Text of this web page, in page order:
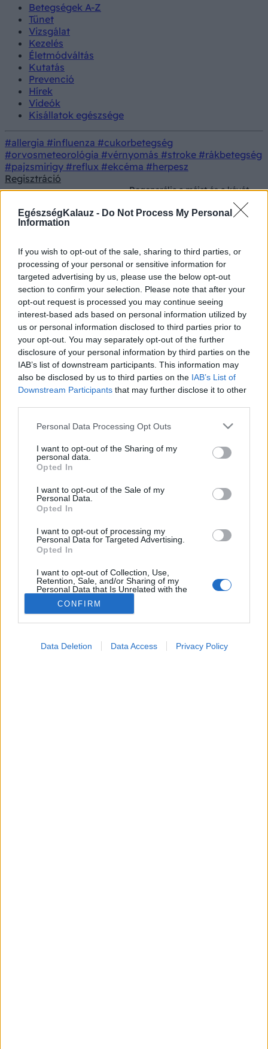
EgészségKalauz - Do Not Process My Personal
Information
If you wish to opt-out of the sale, sharing to third parties, or
processing of your personal or sensitive information for
targeted advertising by us, please use the below opt-out
section to confirm your selection. Please note that after your
opt-out request is processed you may continue seeing
interest-based ads based on personal information utilized by
us or personal information disclosed to third parties prior to
your opt-out. You may separately opt-out of the further
disclosure of your personal information by third parties on the
IAB’s list of downstream participants. This information may
also be disclosed by us to third parties on the IAB’s List of
Downstream Participants that may further disclose it to other
Please note that this website/app uses one or more Google
not limited to your visit or usage behaviour. You may click to
grant or deny consent to Google and its third-party tags to
use your data for below specified purposes in below Google
consent section.
Personal Data Processing Opt Outs
I want to opt-out of the Sharing of my
personal data.
Opted In
I want to opt-out of the Sale of my
Personal Data.
Opted In
I want to opt-out of processing my
Personal Data for Targeted Advertising.
Opted In
I want to opt-out of Collection, Use,
Retention, Sale, and/or Sharing of my
Personal Data that Is Unrelated with the
Purposes for which it was collected.
Opted Out
CONFIRM
Data Deletion Data Access Privacy Policy
Betegségek A-Z
Tünet
Vizsgálat
Kezelés
Életmódváltás
Kutatás
Prevenció
Hírek
Videók
Kisállatok egészsége
#allergia #influenza #cukorbetegség
#orvosmeteorológia #vérnyomás #stroke #rákbetegség
#pajzsmirigy #reflux #ekcéma #herpesz
Regisztráció
gyógymódok
Regenerálja a májat és a kávét
gyomnövény - így készíthet
Regenerálja a májat és a kávét is
helyettesítheti egy gyomnövény -
így készíthet otthon réti feketét!
Természetes gyógymódok